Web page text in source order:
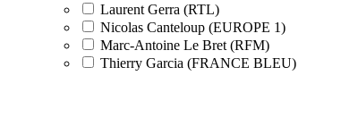
Laurent Gerra (RTL)
Nicolas Canteloup (EUROPE 1)
Marc-Antoine Le Bret (RFM)
Thierry Garcia (FRANCE BLEU)